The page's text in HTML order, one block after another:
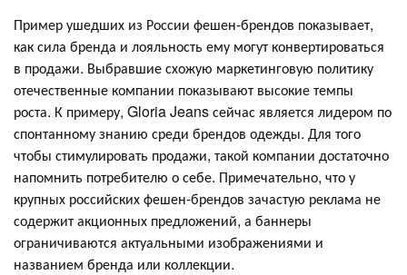
Пример ушедших из России фешен-брендов показывает,
как сила бренда и лояльность ему могут конвертироваться
в продажи. Выбравшие схожую маркетинговую политику
отечественные компании показывают высокие темпы
роста. К примеру, Gloria Jeans сейчас является лидером по
спонтанному знанию среди брендов одежды. Для того
чтобы стимулировать продажи, такой компании достаточно
напомнить потребителю о себе. Примечательно, что у
крупных российских фешен-брендов зачастую реклама не
содержит акционных предложений, а баннеры
ограничиваются актуальными изображениями и
названием бренда или коллекции.